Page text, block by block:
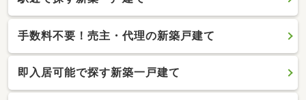
手数料不要！売主・代理の新築戸建て
即入居可能で探す新築一戸建て